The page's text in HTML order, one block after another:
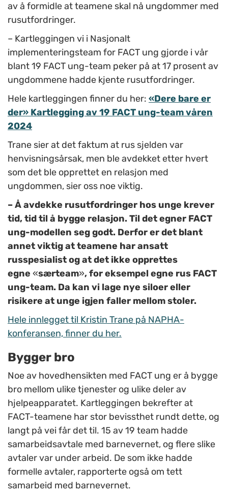
av å formidle at teamene skal nå ungdommer med
rusutfordringer.
– Kartleggingen vi i Nasjonalt
implementeringsteam for FACT ung gjorde i vår
blant 19 FACT ung-team peker på at 17 prosent av
ungdommene hadde kjente rusutfordringer.
Hele kartleggingen finner du her: «Dere bare er
der» Kartlegging av 19 FACT ung-team våren
2024
Trane sier at det faktum at rus sjelden var
henvisningsårsak, men ble avdekket etter hvert
som det ble opprettet en relasjon med
ungdommen, sier oss noe viktig.
– Å avdekke rusutfordringer hos unge krever
tid, tid til å bygge relasjon. Til det egner FACT
ung-modellen seg godt. Derfor er det blant
annet viktig at teamene har ansatt
russpesialist og at det ikke opprettes
egne «særteam», for eksempel egne rus FACT
ung-team. Da kan vi lage nye siloereller
risikere at unge igjen faller mellom stoler.
Hele innlegget til Kristin Trane på NAPHA-
konferansen, finner du her.
Bygger bro
Noe av hovedhensikten med FACT ung er å bygge
bro mellom ulike tjenester og ulike deler av
hjelpeapparatet. Kartleggingen bekrefter at
FACT-teamene har stor bevissthet rundt dette, og
langt på vei får det til. 15 av 19 team hadde
samarbeidsavtale med barnevernet, og flere slike
avtaler var under arbeid. De som ikke hadde
formelle avtaler, rapporterte også om tett
samarbeid med barnevernet.